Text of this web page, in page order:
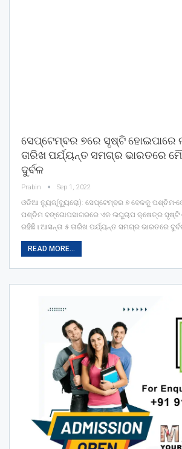
ସେପ୍ଟେମ୍ବର ୭ରେ ସୃଷ୍ଟି ହୋଇପାରେ
ତାରିଖ ପର୍ଯ୍ୟନ୍ତ ସମଗ୍ର ଭାରତରେ
ଦୁର୍ବଳ
Prabin Sep 1, 2022
ଓଡିଆ ନ୍ୟୁଜ୍(ବ୍ୟୁରୋ): ସେପ୍ଟେମ୍ବର ୭ ବେଳକୁ ପଶ୍ଚିମ-
ପଶ୍ଚିମ ବଙ୍ଗୋପସାଗରରେ ଏକ ଲଘୁଚାପ କ୍ଷେତ୍ର ସୃଷ୍ଟି
ରହିଛି। ଆସନ୍ତା ୫ ତାରିଖ ପର୍ଯ୍ୟନ୍ତ ସମଗ୍ର ଭାରତରେ
READ MORE...